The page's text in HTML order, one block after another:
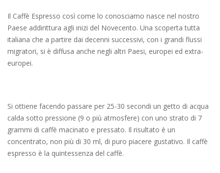
Il Caffè Espresso così come lo conosciamo nasce nel nostro
Paese addirittura agli inizi del Novecento. Una scoperta tutta
italiana che a partire dai decenni successivi, con i grandi flussi
migratori, si è diffusa anche negli altri Paesi, europei ed extra-
europei.
Si ottiene facendo passare per 25-30 secondi un getto di acqua
calda sotto pressione (9 o più atmosfere) con uno strato di 7
grammi di caffè macinato e pressato. Il risultato è un
concentrato, non più di 30 ml, di puro piacere gustativo. Il caffè
espresso è la quintessenza del caffè.